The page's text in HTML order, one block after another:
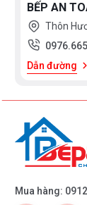
BẾP AN
Thôn
Dẫn đường
Mua hàng: